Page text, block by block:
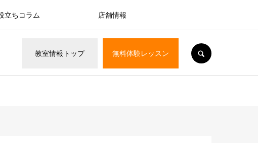
教室情報 トップ 無料体験レッスン
立ちコラム 店舗情報